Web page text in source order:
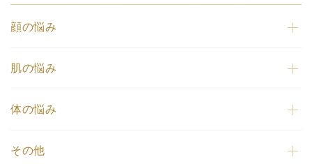
顔の悩み
肌の悩み
体の悩み
その他